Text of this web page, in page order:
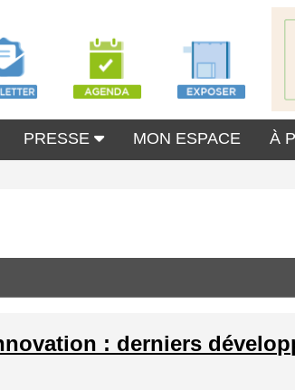
PRESSE MON ESPACE À
: derniers